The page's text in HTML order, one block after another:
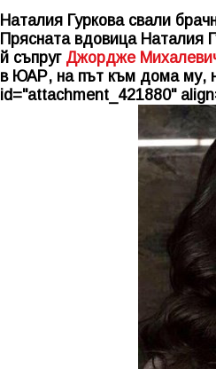
Наталия Гуркова свали
Прясната вдовица Наталия
й съпруг Джордже
в ЮАР, на път към дома му,
id="attachment_421880"